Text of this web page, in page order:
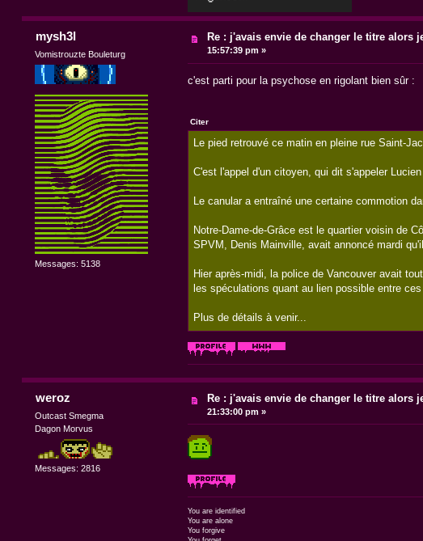
mysh3l
Vomistrouzte Bouleturg
Messages: 5138
Re : j'avais envie de changer le titre alors
15:57:39 pm »
c'est parti pour la psychose en rigolant bien sûr :
Citer
Le pied retrouvé ce matin en pleine rue Saint-
C'est l'appel d'un citoyen, qui dit s'appeler
Le canular a entraîné une certaine commotion
Notre-Dame-de-Grâce est le quartier voisin de
SPVM, Denis Mainville, avait annoncé mardi
Hier après-midi, la police de Vancouver avait
les spéculations quant au lien possible entre
Plus de détails à venir...
weroz
Outcast Smegma
Dagon Morvus
Messages: 2816
Re : j'avais envie de changer le titre alors
21:33:00 pm »
You are identified
You are alone
You forgive